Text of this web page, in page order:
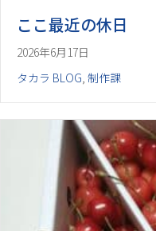
ここ最近の休日
2026年6月17日
タカラ BLOG, 制作課